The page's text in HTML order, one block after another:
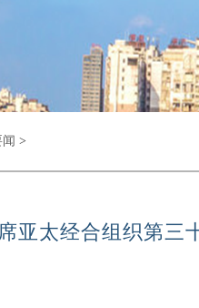
>
亚太经合组织第三